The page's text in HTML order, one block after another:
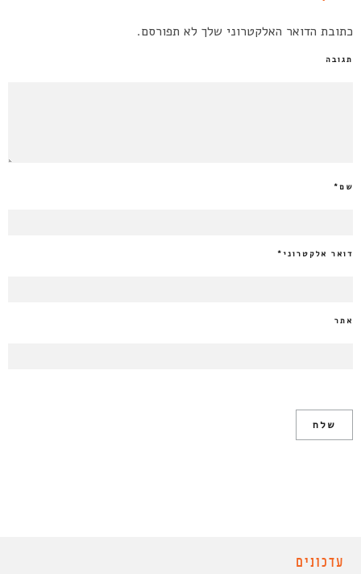
כתובת הדואר האלקטרוני שלך לא תפורסם.
תגובה
שם*
דואר אלקטרוני *
אתר
עדכונים